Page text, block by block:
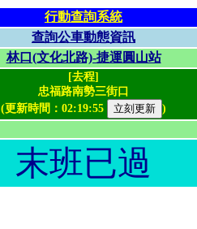
行動查詢系統
查詢公車動態資訊
林口(文化北路)-捷運圓山站
[去程]
忠福路南勢三街口
(更新時間： 02:19:55 )
末班已過